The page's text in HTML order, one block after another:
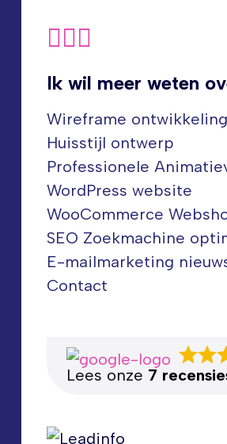
Ik wil meer weten
Wireframe ontwikkeling
Huisstijl ontwerp
Professionele
WordPress website
WooCommerce
SEO Zoekmachine
E-mailmarketing
Contact
Lees onze 7